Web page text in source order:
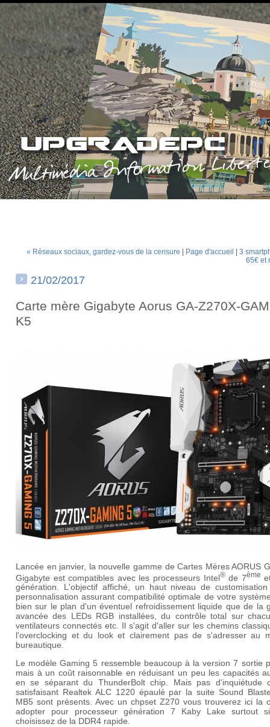
« Réseaux sociaux, gardez-vous de la censure Page d'accueil
3
65€ et
21/02/2017
Carte mère Gigabyte Aorus GA-Z270X-
K5
Lancée en janvier, la nouvelle gamme de Cartes Mères AORUS
Gigabyte est compatibles avec les processeurs Intel®de 7ème
génération. L'objectif affiché, un haut niveau de
personnalisation assurant compatibilité optimale de votre
bien sur le plan d'un éventuel refroidissement liquide que de la
avancée des LEDs RGB installées, du contrôle total sur
ventilateurs connectés etc. Il s'agit d'aller sur les chemins
l'overclocking et du look et clairement pas de s'adresser au
bureautique.
Le modèle Gaming 5 ressemble beaucoup à la version 7 sortie
mais à un coût raisonnable en réduisant un peu les capacités
en se séparant du ThunderBolt chip. Mais pas d'inquiétude
satisfaisant Realtek ALC 1220 épaulé par la suite Sound
MB5 sont présents. Avec un chpset Z270 vous trouverez ici la
adopter pour processeur génération 7 Kaby Lake surtout
choisissez de la DDR4 rapide.